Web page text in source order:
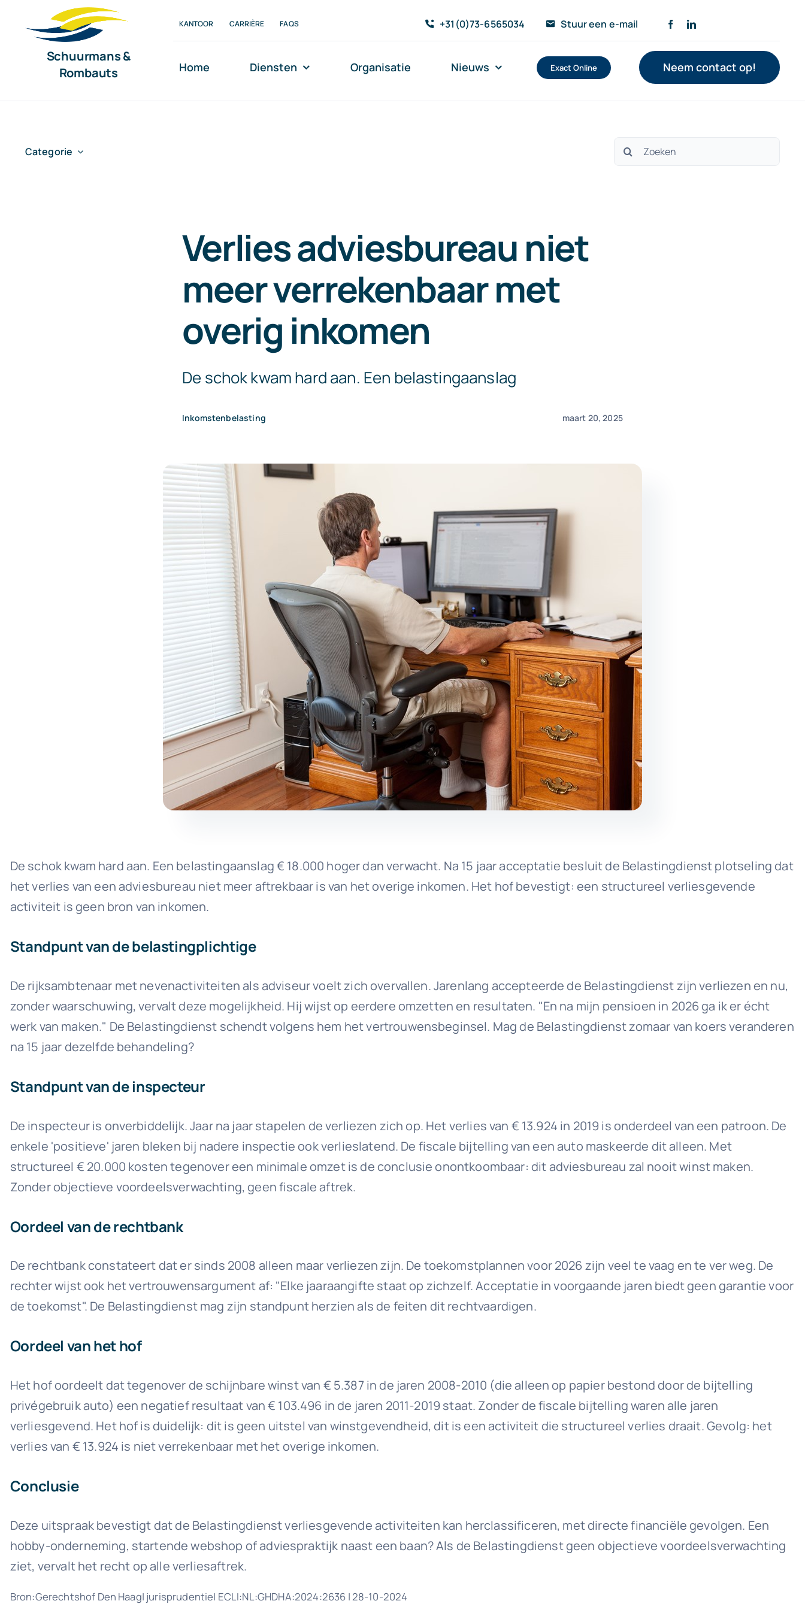
Schuurmans &
Rombauts
KANTOOR CARRIÈRE FAQS +31(0)73-6565034 Stuur een e-mail
Home Diensten Organisatie Nieuws Exact Online Neem contact op!
Categorie
Zoeken
Verlies adviesbureau niet
meer verrekenbaar met
overig inkomen
De schok kwam hard aan. Een belastingaanslag
Inkomstenbelasting maart 20, 2025
De schok kwam hard aan. Een belastingaanslag € 18.000 hoger dan verwacht. Na 15 jaar acceptatie besluit de Belastingdienst plotseling dat
het verlies van een adviesbureau niet meer aftrekbaar is van het overige inkomen. Het hof bevestigt: een structureel verliesgevende
activiteit is geen bron van inkomen.
Standpunt van de belastingplichtige
De rijksambtenaar met nevenactiviteiten als adviseur voelt zich overvallen. Jarenlang accepteerde de Belastingdienst zijn verliezen en nu,
zonder waarschuwing, vervalt deze mogelijkheid. Hij wijst op eerdere omzetten en resultaten. "En na mijn pensioen in 2026 ga ik er écht
werk van maken." De Belastingdienst schendt volgens hem het vertrouwensbeginsel. Mag de Belastingdienst zomaar van koers veranderen
na 15 jaar dezelfde behandeling?
Standpunt van de inspecteur
De inspecteur is onverbiddelijk. Jaar na jaar stapelen de verliezen zich op. Het verlies van € 13.924 in 2019 is onderdeel van een patroon. De
enkele 'positieve' jaren bleken bij nadere inspectie ook verlieslatend. De fiscale bijtelling van een auto maskeerde dit alleen. Met
structureel € 20.000 kosten tegenover een minimale omzet is de conclusie onontkoombaar: dit adviesbureau zal nooit winst maken.
Zonder objectieve voordeelsverwachting, geen fiscale aftrek.
Oordeel van de rechtbank
De rechtbank constateert dat er sinds 2008 alleen maar verliezen zijn. De toekomstplannen voor 2026 zijn veel te vaag en te ver weg. De
rechter wijst ook het vertrouwensargument af: "Elke jaaraangifte staat op zichzelf. Acceptatie in voorgaande jaren biedt geen garantie voor
de toekomst". De Belastingdienst mag zijn standpunt herzien als de feiten dit rechtvaardigen.
Oordeel van het hof
Het hof oordeelt dat tegenover de schijnbare winst van € 5.387 in de jaren 2008-2010 (die alleen op papier bestond door de bijtelling
privégebruik auto) een negatief resultaat van € 103.496 in de jaren 2011-2019 staat. Zonder de fiscale bijtelling waren alle jaren
verliesgevend. Het hof is duidelijk: dit is geen uitstel van winstgevendheid, dit is een activiteit die structureel verlies draait. Gevolg: het
verlies van € 13.924 is niet verrekenbaar met het overige inkomen.
Conclusie
Deze uitspraak bevestigt dat de Belastingdienst verliesgevende activiteiten kan herclassificeren, met directe financiële gevolgen. Een
hobby-onderneming, startende webshop of adviespraktijk naast een baan? Als de Belastingdienst geen objectieve voordeelsverwachting
ziet, vervalt het recht op alle verliesaftrek.
Bron:Gerechtshof Den Haag| jurisprudentie| ECLI:NL:GHDHA:2024:2636 | 28-10-2024